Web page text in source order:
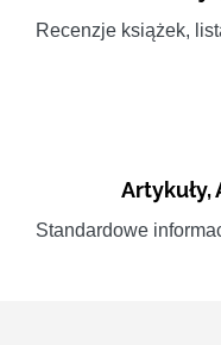
Recenzje książek,
Artykuły,
Standardowe